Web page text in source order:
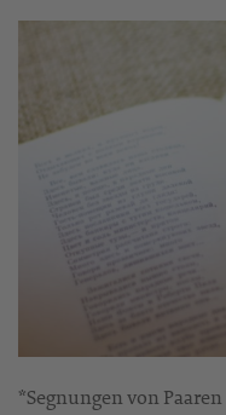
*Segnungen von